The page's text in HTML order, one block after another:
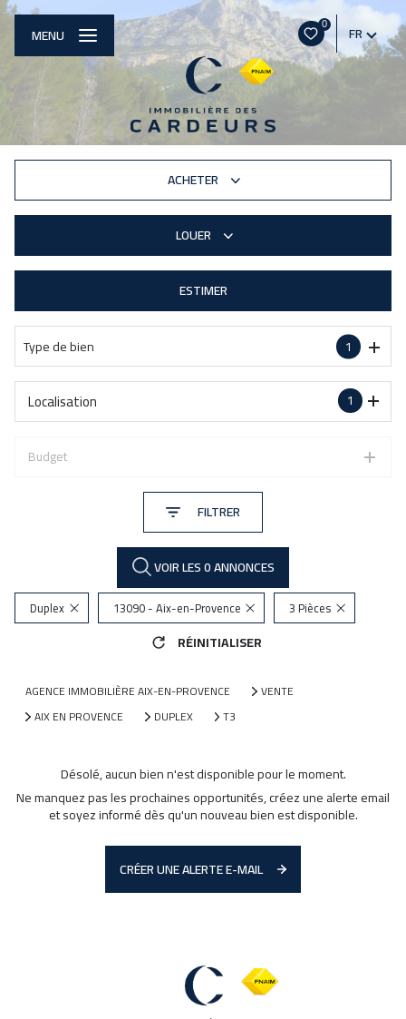
0 FR
MENU
ACHETER
De l'immo pro
LOUER
ESTIMER
Type de bien 1
1
Localisation
Budget
FILTRER
VOIR LES0ANNONCES
Duplex 13090 - Aix-en-Provence 3 Pièces
RÉINITIALISER
AGENCE IMMOBILIÈRE AIX-EN-PROVENCE
VENTE
AIX EN PROVENCE
DUPLEX T3
Désolé, aucun bien n'est disponible pour le moment.
Ne manquez pas les prochaines opportunités, créez une alerte email
et soyez informé dès qu'un nouveau bien est disponible.
CRÉER UNE ALERTE E-MAIL